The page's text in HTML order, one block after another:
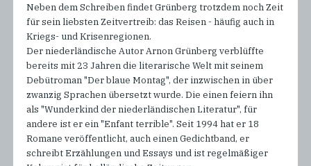
Neben dem Schreiben findet Grünberg trotzdem noch Zeit
für sein liebsten Zeitvertreib: das Reisen - häufig auch in
Kriegs- und Krisenregionen.
Der niederländische Autor Arnon Grünberg verblüffte
bereits mit 23 Jahren die literarische Welt mit seinem
Debütroman "Der blaue Montag", der inzwischen in über
zwanzig Sprachen übersetzt wurde. Die einen feiern ihn
als "Wunderkind der niederländischen Literatur", für
andere ist er ein "Enfant terrible". Seit 1994 hat er 18
Romane veröffentlicht, auch einen Gedichtband, er
schreibt Erzählungen und Essays und ist regelmäßiger